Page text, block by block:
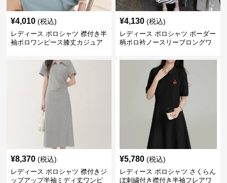
¥4,010 (税込)
レディース ポロシャツ 襟付き半
袖ポロワンピース膝丈カジュア
¥4,130 (税込)
レディース ポロシャツ ボーダー
柄ポロ衿ノースリーブロングワ
¥8,370 (税込)
レディース ポロシャツ 襟付きジ
ップアップ半袖ミディ丈ワンピ
¥5,780 (税込)
レディース ポロシャツ さくらん
ぼ刺繍付き襟付き半袖フレアワ